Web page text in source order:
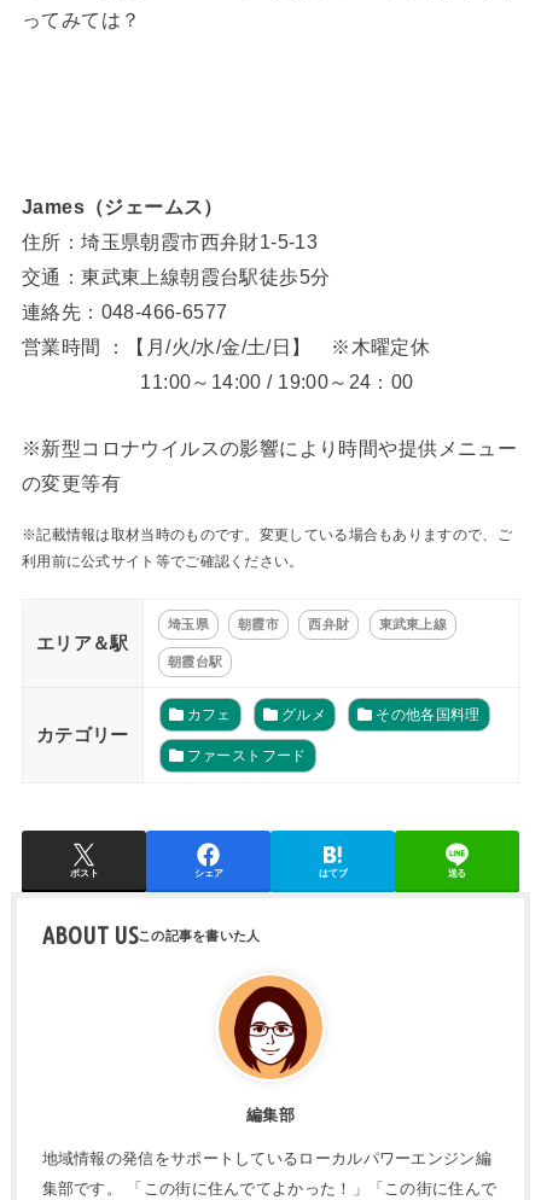
ってみては？
James（ジェームス）
住所：埼玉県朝霞市西弁財1-5-13
交通：東武東上線朝霞台駅徒歩5分
連絡先：048-466-6577
営業時間 ：【月/火/水/金/土/日】 ※木曜定休
11:00～14:00 / 19:00～24：00
※新型コロナウイルスの影響により時間や提供メニュー
の変更等有
※記載情報は取材当時のものです。変更している場合もありますので、ご
利用前に公式サイト等でご確認ください。
エリア＆駅
埼玉県 朝霞市 西弁財 東武東上線
朝霞台駅
カテゴリー
カフェ グルメ その他各国料理
ファーストフード
ポスト シェア はてブ 送る
ABOUT US
編集部
地域情報の発信をサポートしているローカルパワーエンジン編
集部です。 「この街に住んでてよかった！」「この街に住んで